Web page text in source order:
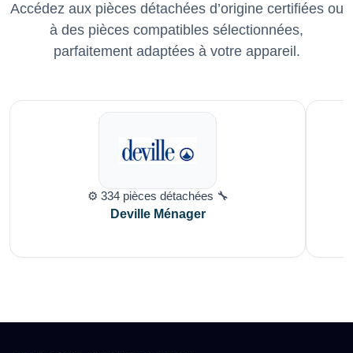
Accédez aux pièces détachées d’origine certifiées ou
à des pièces compatibles sélectionnées,
parfaitement adaptées à votre appareil.
⚙️ 334 pièces détachées 🔧
Deville Ménager